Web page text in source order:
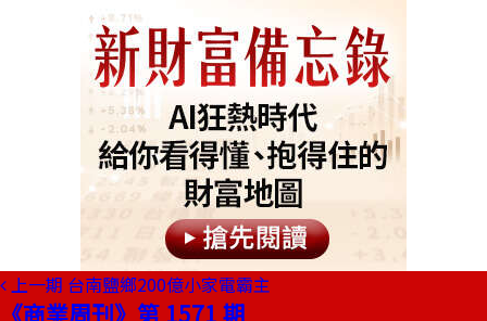
上一期 台南鹽鄉200億小家電霸主
《商業周刊》第 1571 期